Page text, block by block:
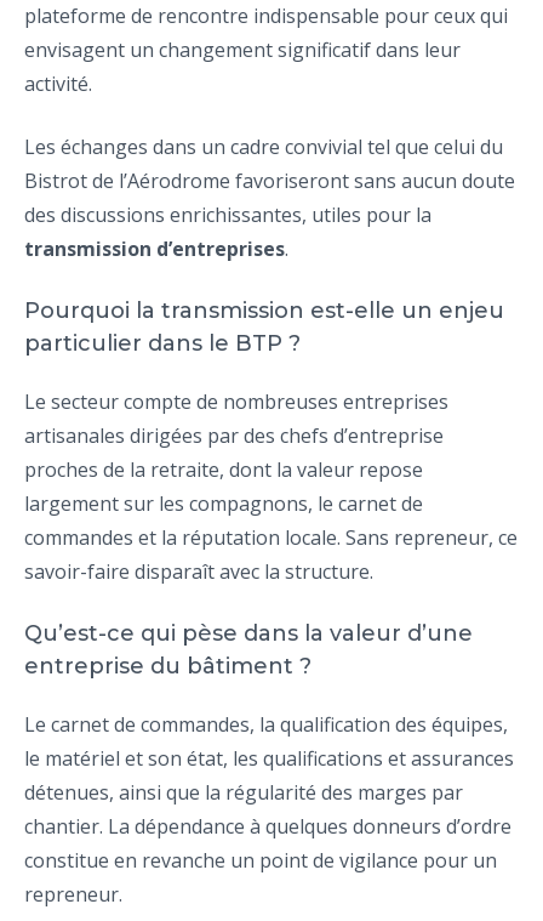
plateforme de rencontre indispensable pour ceux qui
envisagent un changement significatif dans leur
activité.
Les échanges dans un cadre convivial tel que celui du
Bistrot de l’Aérodrome favoriseront sans aucun doute
des discussions enrichissantes, utiles pour la
transmission d’entreprises.
Pourquoi la transmission est-elle un enjeu
particulier dans le BTP ?
Le secteur compte de nombreuses entreprises
artisanales dirigées par des chefs d’entreprise
proches de la retraite, dont la valeur repose
largement sur les compagnons, le carnet de
commandes et la réputation locale. Sans repreneur, ce
savoir-faire disparaît avec la structure.
Qu’est-ce qui pèse dans la valeur d’une
entreprise du bâtiment ?
Le carnet de commandes, la qualification des équipes,
le matériel et son état, les qualifications et assurances
détenues, ainsi que la régularité des marges par
chantier. La dépendance à quelques donneurs d’ordre
constitue en revanche un point de vigilance pour un
repreneur.